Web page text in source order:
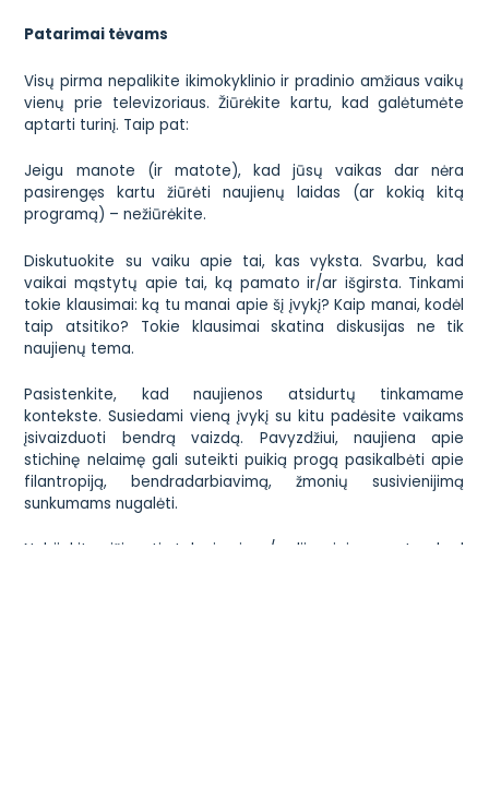
Patarimai tėvams
Visų pirma nepalikite ikimokyklinio ir pradinio amžiaus vaikų
vienų prie televizoriaus. Žiūrėkite kartu, kad galėtumėte
aptarti turinį. Taip pat:
Jeigu manote (ir matote), kad jūsų vaikas dar nėra
pasirengęs kartu žiūrėti naujienų laidas (ar kokią kitą
programą) – nežiūrėkite.
Diskutuokite su vaiku apie tai, kas vyksta. Svarbu, kad
vaikai mąstytų apie tai, ką pamato ir/ar išgirsta. Tinkami
tokie klausimai: ką tu manai apie šį įvykį? Kaip manai, kodėl
taip atsitiko? Tokie klausimai skatina diskusijas ne tik
naujienų tema.
Pasistenkite, kad naujienos atsidurtų tinkamame
kontekste. Susiedami vieną įvykį su kitu padėsite vaikams
įsivaizduoti bendrą vaizdą. Pavyzdžiui, naujiena apie
stichinę nelaimę gali suteikti puikią progą pasikalbėti apie
filantropiją, bendradarbiavimą, žmonių susivienijimą
sunkumams nugalėti.
Nebijokite išjungti televizoriaus/radijo, jei manote, kad